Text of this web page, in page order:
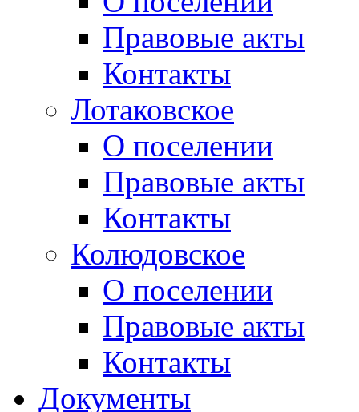
Правовые акты
Контакты
Лотаковское
О поселении
Правовые акты
Контакты
Колюдовское
О поселении
Правовые акты
Контакты
Документы